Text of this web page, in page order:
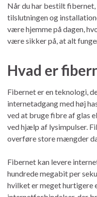
Når du har bestilt
tilslutningen og
være hjemme på dagen,
være sikker på, at alt
Hvad er
Fibernet er en teknologi,
internetadgang med høj
ved at bruge fibre af glas
ved hjælp af lysimpulser.
overføre store mængder
Fibernet kan levere
hundrede megabit per
hvilket er meget hurtigere